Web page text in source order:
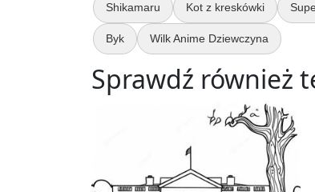
Shikamaru Kot z kreskówki
Byk Wilk Anime Dziewczyna
Sprawdź również